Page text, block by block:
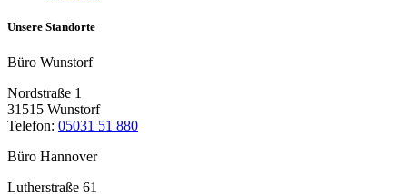
Unsere Standorte
Büro Wunstorf
Nordstraße 1
31515 Wunstorf
Telefon: 05031 51 880
Büro Hannover
Lutherstraße 61